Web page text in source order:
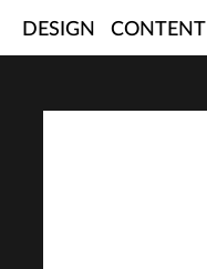
DESIGN CONTENT